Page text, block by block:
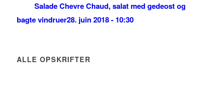
Salade Chevre Chaud, salat med gedeost og
bagte vindruer28. juin 2018 - 10:30
ALLE OPSKRIFTER